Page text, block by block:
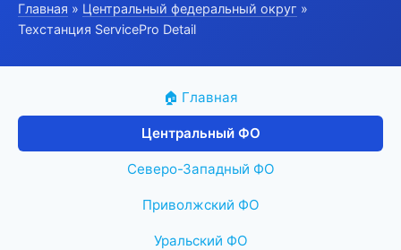
Главная » Центральный федеральный округ »
Техстанция ServicePro Detail
🏠 Главная
Центральный ФО
Северо-Западный ФО
Приволжский ФО
Уральский ФО